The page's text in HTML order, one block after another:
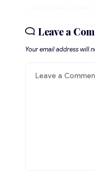
Leave a
Your email address will